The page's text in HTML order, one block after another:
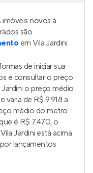
imóveis novos à
são
em Vila Jardini.
de iniciar sua
é consultar o preço
o preço médio
varia de R$ 9.918 a
médio do metro
que é R$ 7.470, o
Jardini está acima
lançamentos